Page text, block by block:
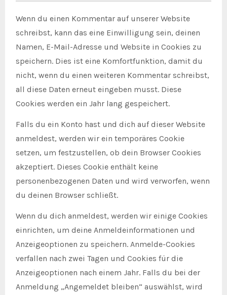
Wenn du einen Kommentar auf unserer Website
schreibst, kann das eine Einwilligung sein, deinen
Namen, E-Mail-Adresse und Website in Cookies zu
speichern. Dies ist eine Komfortfunktion, damit du
nicht, wenn du einen weiteren Kommentar schreibst,
all diese Daten erneut eingeben musst. Diese
Cookies werden ein Jahr lang gespeichert.
Falls du ein Konto hast und dich auf dieser Website
anmeldest, werden wir ein temporäres Cookie
setzen, um festzustellen, ob dein Browser Cookies
akzeptiert. Dieses Cookie enthält keine
personenbezogenen Daten und wird verworfen, wenn
du deinen Browser schließt.
Wenn du dich anmeldest, werden wir einige Cookies
einrichten, um deine Anmeldeinformationen und
Anzeigeoptionen zu speichern. Anmelde-Cookies
verfallen nach zwei Tagen und Cookies für die
Anzeigeoptionen nach einem Jahr. Falls du bei der
Anmeldung „Angemeldet bleiben“ auswählst, wird